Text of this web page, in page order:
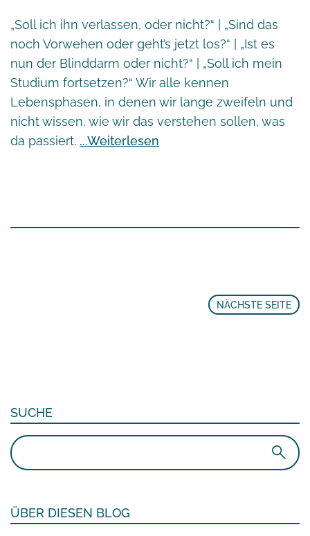
„Soll ich ihn verlassen, oder nicht?“ | „Sind das
noch Vorwehen oder geht’s jetzt los?“ | „Ist es
nun der Blinddarm oder nicht?“ | „Soll ich mein
Studium fortsetzen?“ Wir alle kennen
Lebensphasen, in denen wir lange zweifeln und
nicht wissen, wie wir das verstehen sollen, was
da passiert.
Weiterlesen
NÄCHSTE SEITE
SUCHE
Suchen
nach:
ÜBER DIESEN BLOG